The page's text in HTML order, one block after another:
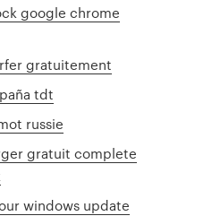
google chrome
gratuitement
tdt
russie
gratuit complete
windows update